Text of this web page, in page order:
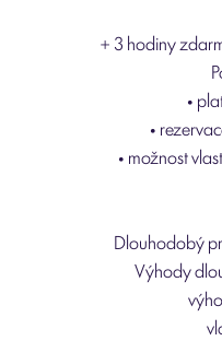
+ 3 hodiny
•
•
• možnost
Dlouhodobý
Výhody